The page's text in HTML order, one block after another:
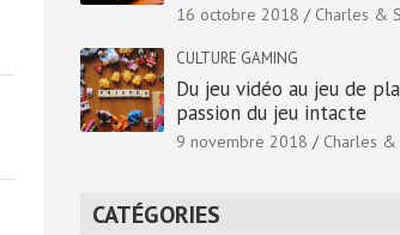
16 octobre 2018 Charles &
CULTURE GAMING
Du jeu vidéo au jeu de
passion du jeu intacte
9 novembre 2018 Charles &
CATÉGORIES